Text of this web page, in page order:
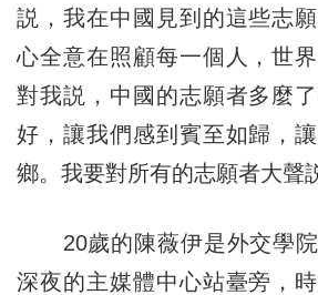
説，我在中國見到的這些志
心全意在照顧每一個人，世
對我説，中國的志願者多麼
好，讓我們感到賓至如歸，
鄉。我要對所有的志願者大聲説
20歲的陳薇伊是外交學院
深夜的主媒體中心站臺旁，